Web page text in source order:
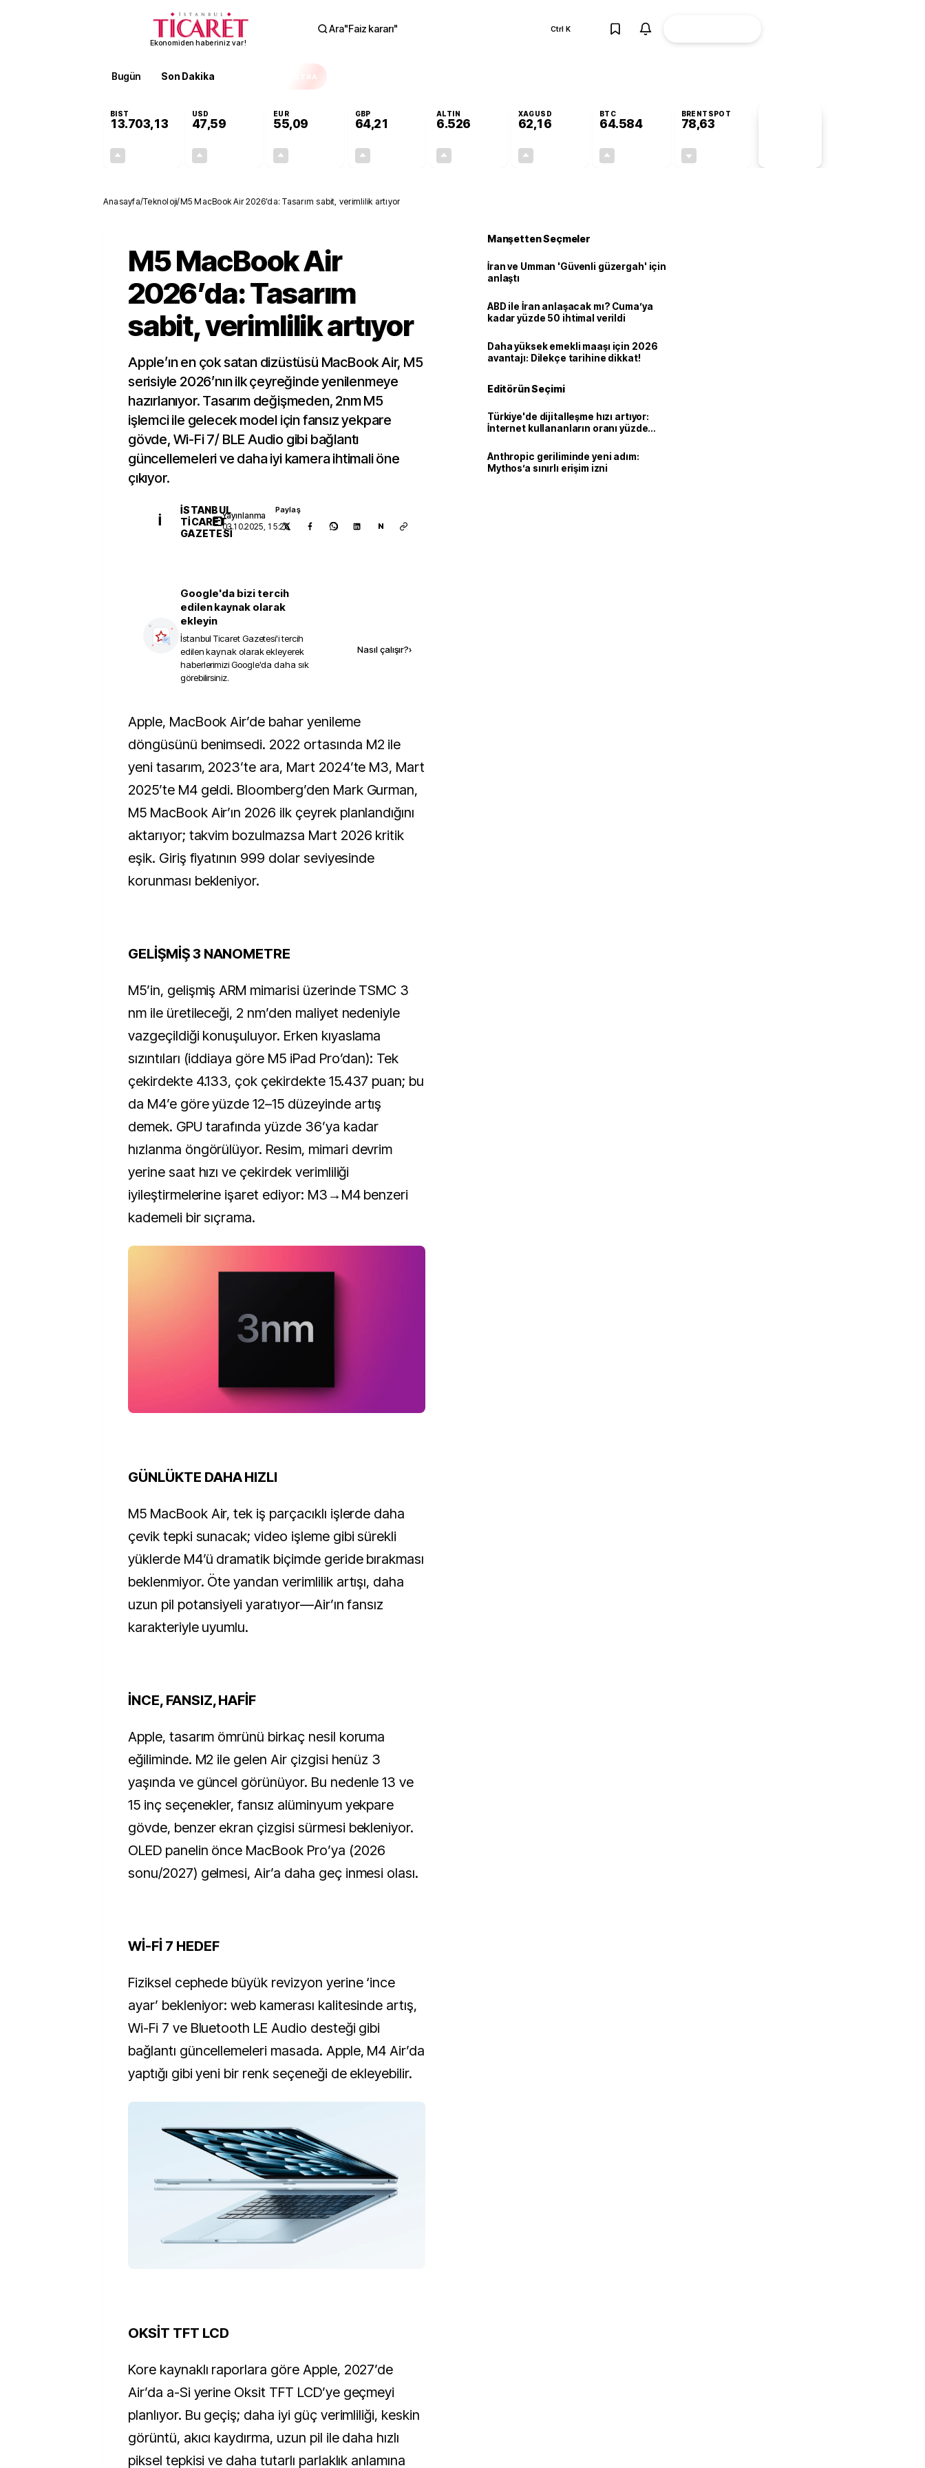
Ekonomiden haberiniz var!
Ara"Faiz kararı" Ctrl K
Bugün Son Dakika EKSTRA
BIST
13.703,13
USD
47,59
EUR
55,09
GBP
64,21
ALTIN
6.526
XAGUSD
62,16
BTC
64.584
BRENTSPOT
78,63
Anasayfa/Teknoloji/M5 MacBook Air 2026’da: Tasarım sabit, verimlilik artıyor
M5 MacBook Air
2026’da: Tasarım
sabit, verimlilik artıyor
Apple’ın en çok satan dizüstüsü MacBook Air, M5
serisiyle 2026’nın ilk çeyreğinde yenilenmeye
hazırlanıyor. Tasarım değişmeden, 2nm M5
işlemci ile gelecek model için fansız yekpare
gövde, Wi-Fi 7/ BLE Audio gibi bağlantı
güncellemeleri ve daha iyi kamera ihtimali öne
çıkıyor.
İ
İSTANBUL
TICARET
GAZETESI
Yayınlanma
03.10.2025, 15:26
Paylaş
N
Google'da bizi tercih
edilen kaynak olarak
ekleyin
İstanbul Ticaret Gazetesi'i tercih
edilen kaynak olarak ekleyerek
haberlerimizi Google'da daha sık
görebilirsiniz.
Nasıl çalışır?›
Apple, MacBook Air’de bahar yenileme
döngüsünü benimsedi. 2022 ortasında M2 ile
yeni tasarım, 2023’te ara, Mart 2024’te M3, Mart
2025’te M4 geldi. Bloomberg’den Mark Gurman,
M5 MacBook Air’ın 2026 ilk çeyrek planlandığını
aktarıyor; takvim bozulmazsa Mart 2026 kritik
eşik. Giriş fiyatının 999 dolar seviyesinde
korunması bekleniyor.
GELİŞMİŞ 3 NANOMETRE
M5’in, gelişmiş ARM mimarisi üzerinde TSMC 3
nm ile üretileceği, 2 nm’den maliyet nedeniyle
vazgeçildiği konuşuluyor. Erken kıyaslama
sızıntıları (iddiaya göre M5 iPad Pro’dan): Tek
çekirdekte 4.133, çok çekirdekte 15.437 puan; bu
da M4’e göre yüzde 12–15 düzeyinde artış
demek. GPU tarafında yüzde 36’ya kadar
hızlanma öngörülüyor. Resim, mimari devrim
yerine saat hızı ve çekirdek verimliliği
iyileştirmelerine işaret ediyor: M3→M4 benzeri
kademeli bir sıçrama.
GÜNLÜKTE DAHA HIZLI
M5 MacBook Air, tek iş parçacıklı işlerde daha
çevik tepki sunacak; video işleme gibi sürekli
yüklerde M4’ü dramatik biçimde geride bırakması
beklenmiyor. Öte yandan verimlilik artışı, daha
uzun pil potansiyeli yaratıyor—Air’ın fansız
karakteriyle uyumlu.
İNCE, FANSIZ, HAFİF
Apple, tasarım ömrünü birkaç nesil koruma
eğiliminde. M2 ile gelen Air çizgisi henüz 3
yaşında ve güncel görünüyor. Bu nedenle 13 ve
15 inç seçenekler, fansız alüminyum yekpare
gövde, benzer ekran çizgisi sürmesi bekleniyor.
OLED panelin önce MacBook Pro’ya (2026
sonu/2027) gelmesi, Air’a daha geç inmesi olası.
Wİ-Fİ 7 HEDEF
Fiziksel cephede büyük revizyon yerine ‘ince
ayar’ bekleniyor: web kamerası kalitesinde artış,
Wi-Fi 7 ve Bluetooth LE Audio desteği gibi
bağlantı güncellemeleri masada. Apple, M4 Air’da
yaptığı gibi yeni bir renk seçeneği de ekleyebilir.
OKSİT TFT LCD
Kore kaynaklı raporlara göre Apple, 2027’de
Air’da a-Si yerine Oksit TFT LCD’ye geçmeyi
planlıyor. Bu geçiş; daha iyi güç verimliliği, keskin
görüntü, akıcı kaydırma, uzun pil ile daha hızlı
piksel tepkisi ve daha tutarlı parlaklık anlamına
Manşetten Seçmeler
İran ve Umman 'Güvenli güzergah' için
anlaştı
ABD ile İran anlaşacak mı? Cuma’ya
kadar yüzde 50 ihtimal verildi
Daha yüksek emekli maaşı için 2026
avantajı: Dilekçe tarihine dikkat!
Editörün Seçimi
Türkiye'de dijitalleşme hızı artıyor:
İnternet kullananların oranı yüzde
Anthropic geriliminde yeni adım:
Mythos’a sınırlı erişim izni